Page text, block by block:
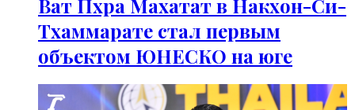
Ват Пхра Махатат в Накхон-Си-
Тхаммарате стал первым
объектом ЮНЕСКО на юге